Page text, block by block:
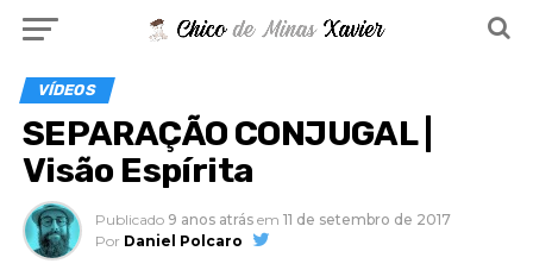
VÍDEOS
SEPARAÇÃO CONJUGAL |
Visão Espírita
Publicado 9 anos atrás em 11 de setembro de 2017
Por Daniel Polcaro